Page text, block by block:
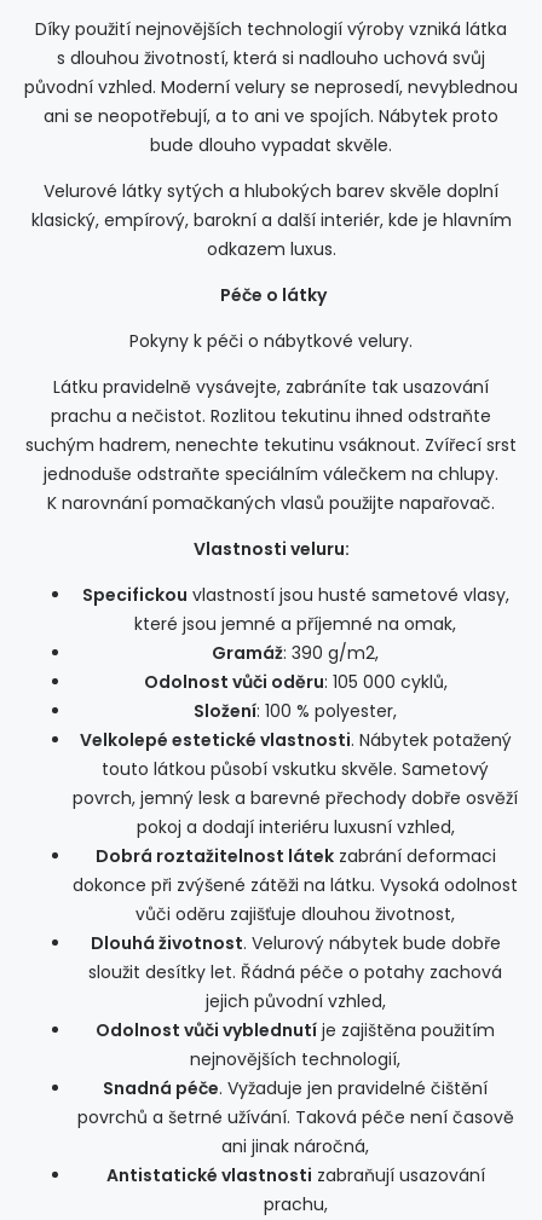
Díky použití nejnovějších technologií výroby vzniká látka
s dlouhou životností, která si nadlouho uchová svůj
původní vzhled. Moderní velury se neprosedí, nevyblednou
ani se neopotřebují, a to ani ve spojích. Nábytek proto
bude dlouho vypadat skvěle.
Velurové látky sytých a hlubokých barev skvěle doplní
klasický, empírový, barokní a další interiér, kde je hlavním
odkazem luxus.
Péče o látky
Pokyny k péči o nábytkové velury.
Látku pravidelně vysávejte, zabráníte tak usazování
prachu a nečistot. Rozlitou tekutinu ihned odstraňte
suchým hadrem, nenechte tekutinu vsáknout. Zvířecí srst
jednoduše odstraňte speciálním válečkem na chlupy.
K narovnání pomačkaných vlasů použijte napařovač.
Vlastnosti veluru:
Specifickou vlastností jsou husté sametové vlasy,
které jsou jemné a příjemné na omak,
Gramáž: 390 g/m2,
Odolnost vůči oděru: 105 000 cyklů,
Složení: 100 % polyester,
Velkolepé estetické vlastnosti. Nábytek potažený
touto látkou působí vskutku skvěle. Sametový
povrch, jemný lesk a barevné přechody dobře osvěží
pokoj a dodají interiéru luxusní vzhled,
Dobrá roztažitelnost látekzabrání deformaci
dokonce při zvýšené zátěži na látku. Vysoká odolnost
vůči oděru zajišťuje dlouhou životnost,
Dlouhá životnost. Velurový nábytek bude dobře
sloužit desítky let. Řádná péče o potahy zachová
jejich původní vzhled,
Odolnost vůči vyblednutí je zajištěna použitím
nejnovějších technologií,
Snadná péče. Vyžaduje jen pravidelné čištění
povrchů a šetrné užívání. Taková péče není časově
ani jinak náročná,
Antistatické vlastnosti zabraňují usazování
prachu,